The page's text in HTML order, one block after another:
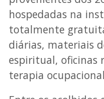
hospedadas na
totalmente
diárias, materiais
espiritual, oficinas
terapia